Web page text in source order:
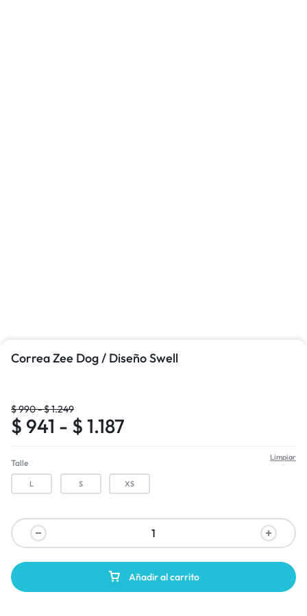
Correa Zee Dog / Diseño Swell
$990-$1.249
$ 941 - $ 1.187
Talle
L S XS
Limpiar
Añadir al carrito